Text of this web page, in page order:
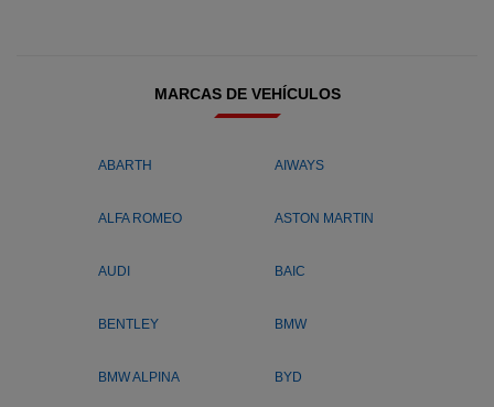
MARCAS DE VEHÍCULOS
ABARTH AIWAYS
ALFA ROMEO ASTON MARTIN
AUDI BAIC
BENTLEY BMW
BMW ALPINA BYD